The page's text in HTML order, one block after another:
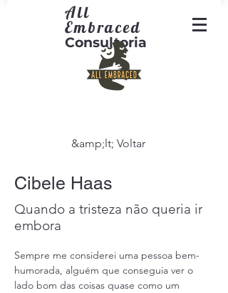
All
Embraced
Consultoria
&amp;lt; Voltar
Cibele Haas
Quando a tristeza não queria ir
embora
Sempre me considerei uma pessoa bem-
humorada, alguém que conseguia ver o
lado bom das coisas quase como um